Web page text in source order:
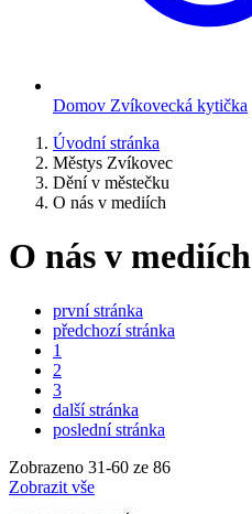
Domov Zvíkovecká kytička
Úvodní stránka
Městys Zvíkovec
Dění v městečku
O nás v mediích
O nás v mediích
první stránka
předchozí stránka
1
2
3
další stránka
poslední stránka
Zobrazeno 31-60 ze 86
Zobrazit vše